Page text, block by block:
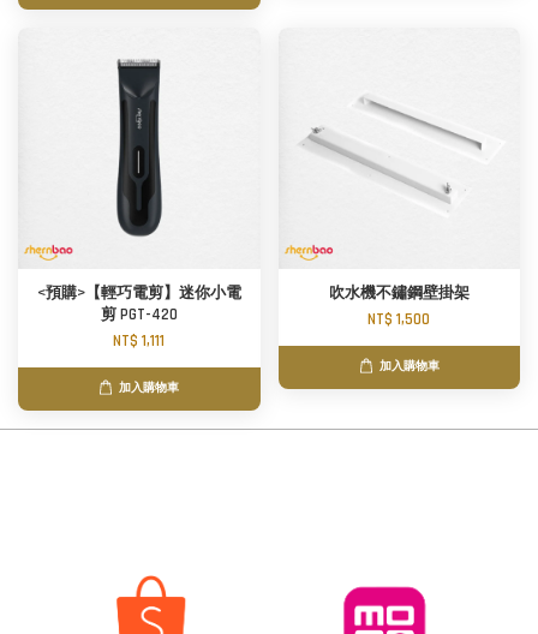
<預購>【輕巧電剪】迷你小電
剪 PGT-420
NT$ 1,111
加入購物車
吹水機不鏽鋼壁掛架
NT$ 1,500
加入購物車